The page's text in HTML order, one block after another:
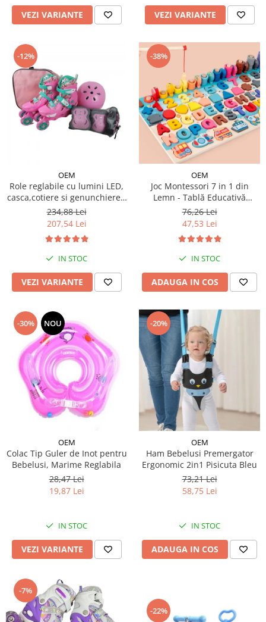
VEZI VARIANTE VEZI VARIANTE
-12%
OEM
Role reglabile cu lumini LED,
casca,cotiere si genunchiere -
Ursuletul vesel Panda
234,88 Lei
207,54 Lei
IN STOC
VEZI VARIANTE
-38%
OEM
Joc Montessori 7 in 1 din
Lemn - Tablă Educativă
Logaritmică
76,26 Lei
47,53 Lei
IN STOC
ADAUGA IN COS
-30% NOU
OEM
Colac Tip Guler de Inot pentru
Bebelusi, Marime Reglabila
28,47 Lei
19,87 Lei
IN STOC
VEZI VARIANTE
-20%
OEM
Ham Bebelusi Premergator
Ergonomic 2in1 Pisicuta Bleu
73,21 Lei
58,75 Lei
IN STOC
ADAUGA IN COS
-7%
-22%